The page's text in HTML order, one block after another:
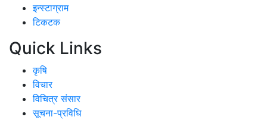
इन्स्टाग्राम
टिकटक
Quick Links
कृषि
विचार
विचित्र संसार
सूचना-प्रविधि